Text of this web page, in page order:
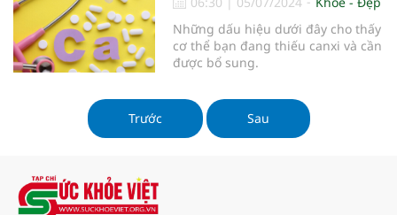
Những dấu hiệu dưới đây cho thấy
cơ thể bạn đang thiếu canxi và cần
được bổ sung.
Trước Sau